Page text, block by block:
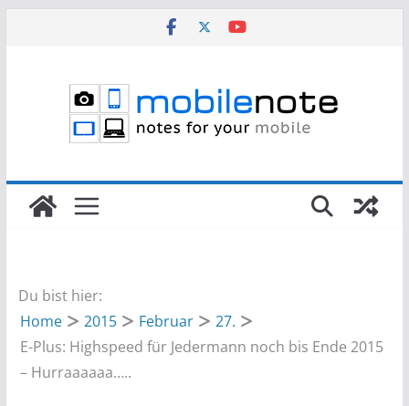
Du bist hier:
Home
2015 Februar
27.
E-Plus: Highspeed für Jedermann noch bis Ende 2015
– Hurraaaaaa…..